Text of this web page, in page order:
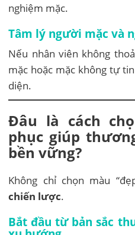
nghiệm mặc.
Tâm lý người mặc và
Nếu nhân viên không
mặc hoặc mặc không tự
diện.
Đâu là cách
phục giúp
bền vững?
Không chỉ chọn màu
chiến lược.
Bắt đầu từ bản sắc